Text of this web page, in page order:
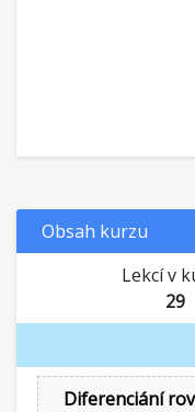
Obsah kurzu
Lekcí v
29
Diferenciání